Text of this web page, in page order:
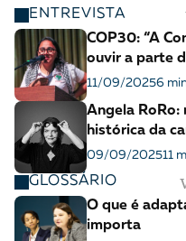
ENTREVISTA
COP30: “A
ouvir a parte
11/09/20256
Angela RoRo:
histórica da
09/09/202511
GLOSSÁRIO
O que é
importa